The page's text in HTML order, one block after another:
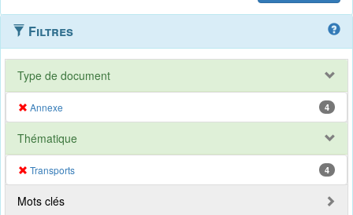
Filtres
Type de document
Annexe 4
Thématique
Transports 4
Mots clés